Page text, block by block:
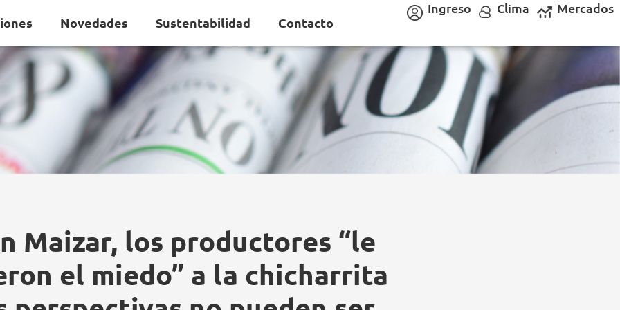
Novedades Sustentabilidad Contacto
Ingreso Clima Mercados
Maizar, los productores “le
el miedo” a la chicharrita